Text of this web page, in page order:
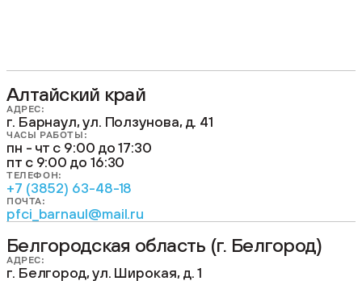
Алтайский край
АДРЕС:
г. Барнаул, ул. Ползунова, д. 41
ЧАСЫ РАБОТЫ:
пн - чт с 9:00 до 17:30
пт с 9:00 до 16:30
ТЕЛЕФОН:
+7 (3852) 63-48-18
ПОЧТА:
pfci_barnaul@mail.ru
Белгородская область (г. Белгород)
АДРЕС:
г. Белгород, ул. Широкая, д. 1